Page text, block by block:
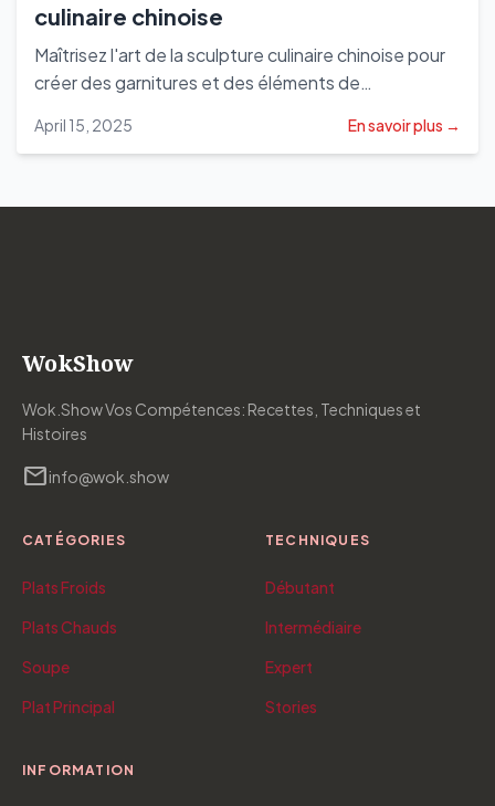
culinaire chinoise
Maîtrisez l'art de la sculpture culinaire chinoise pour
créer des garnitures et des éléments de
au niveau des restaurants.
April 15, 2025 En savoir plus →
WokShow
Wok.Show Vos Compétences: Recettes, Techniques et
Histoires
mailinfo@wok.show
CATÉGORIES
Plats Froids
Plats Chauds
Soupe
Plat Principal
TECHNIQUES
Débutant
Intermédiaire
Expert
Stories
INFORMATION